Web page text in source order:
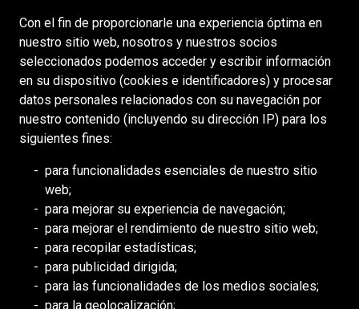
Con el fin de proporcionarle una experiencia óptima en
nuestro sitio web, nosotros y nuestros socios
seleccionados podemos acceder y escribir información
en su dispositivo (cookies e identificadores) y procesar
datos personales relacionados con su navegación por
nuestro contenido (incluyendo su dirección IP) para los
siguientes fines:
para funcionalidades esenciales de nuestro sitio
web;
para mejorar su experiencia de navegación;
para mejorar el rendimiento de nuestro sitio web;
para recopilar estadísticas;
para publicidad dirigida;
para las funcionalidades de los medios sociales;
para la geolocalización;
Derechos de autor
Acceso
Portal para proveedores
Política de cookies
DEILMANN
Consejo de Mongolia (BCM)
Consejo de DDHH Minero (MiHR)
Asociación Nacional de Minería
Asociación Minera de Ontario